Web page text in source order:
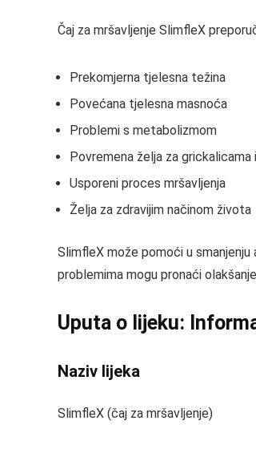
Čaj za mršavljenje SlimfleX
Prekomjerna tjelesna težina
Povećana tjelesna masnoća
Problemi s metabolizmom
Povremena želja za grickalicama
Usporeni proces mršavljenja
Želja za zdravijim načinom života
SlimfleX može pomoći u
problemima mogu pronaći
Uputa o lijeku:
Naziv lijeka
SlimfleX (čaj za mršavljenje)